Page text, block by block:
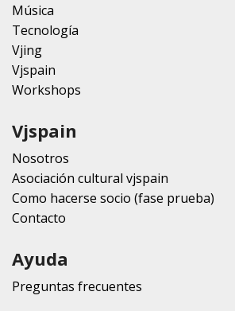
Música
Tecnología
Vjing
Vjspain
Workshops
Vjspain
Nosotros
Asociación cultural vjspain
Como hacerse socio (fase prueba)
Contacto
Ayuda
Preguntas frecuentes